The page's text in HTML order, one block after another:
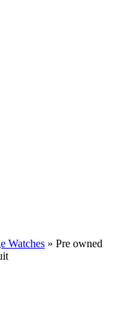
Watches » Pre owned